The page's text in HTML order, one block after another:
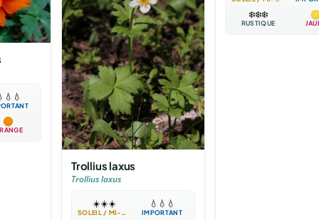
💧 💧
Trollius laxus
Trollius laxus
☀️☀️☀️
SOLEIL / MI-OMBRE
💧 💧 💧
IMPORTANT
❄️❄️❄️
RUSTIQUE